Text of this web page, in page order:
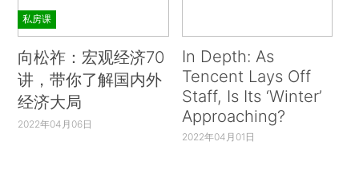
私房课
向松祚：宏观经济70
讲，带你了解国内外
经济大局
2022年04月06日
In Depth: As
Tencent Lays Off
Staff, Is Its ‘Winter’
Approaching?
2022年04月01日